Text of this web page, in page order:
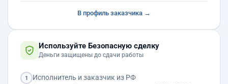
В профиль заказчика →
Используйте Безопасную сделку
Деньги защищены до сдачи работы
1 Исполнитель и заказчик из РФ